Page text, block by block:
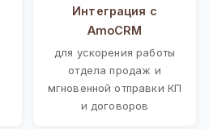
Интеграция с
AmoCRM
для ускорения работы
отдела продаж и
мгновенной отправки КП
и договоров